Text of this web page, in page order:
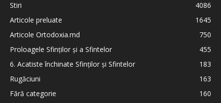
Stiri
4086
Articole preluate
1645
Articole Ortodoxia.md
750
Proloagele Sfinților și a Sfintelor
455
6. Acatiste închinate Sfinților și Sfintelor
183
Rugăciuni
163
Fără categorie
160